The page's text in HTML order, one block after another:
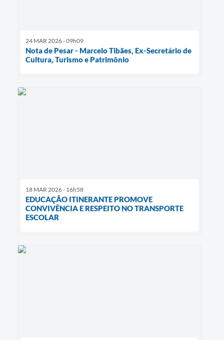
24 MAR 2026 - 09h09
Nota de Pesar - Marcelo Tibães, Ex-Secretário de
Cultura, Turismo e Patrimônio
18 MAR 2026 - 16h58
EDUCAÇÃO ITINERANTE PROMOVE
CONVIVÊNCIA E RESPEITO NO TRANSPORTE
ESCOLAR